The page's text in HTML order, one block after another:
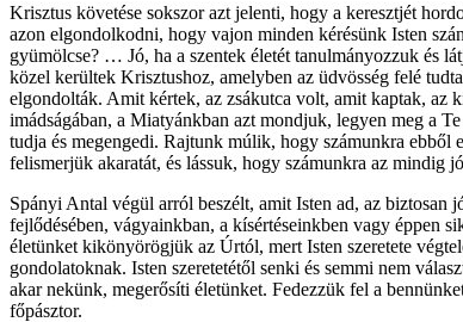
Krisztus követése sokszor azt jelenti, hogy a keresztjét
azon elgondolkodni, hogy vajon minden kérésünk Isten
gyümölcse? … Jó, ha a szentek életét tanulmányozzuk és
közel kerültek Krisztushoz, amelyben az üdvösség felé
elgondolták. Amit kértek, az zsákutca volt, amit kaptak, az
imádságában, a Miatyánkban azt mondjuk, legyen meg a
tudja és megengedi. Rajtunk múlik, hogy számunkra ebből
felismerjük akaratát, és lássuk, hogy számunkra az mindig
Spányi Antal végül arról beszélt, amit Isten ad, az biztosan
fejlődésében, vágyainkban, a kísértéseinkben vagy
életünket kikönyörögjük az Úrtól, mert Isten szeretete
gondolatoknak. Isten szeretetétől senki és semmi nem
akar nekünk, megerősíti életünket. Fedezzük fel a
főpásztor.